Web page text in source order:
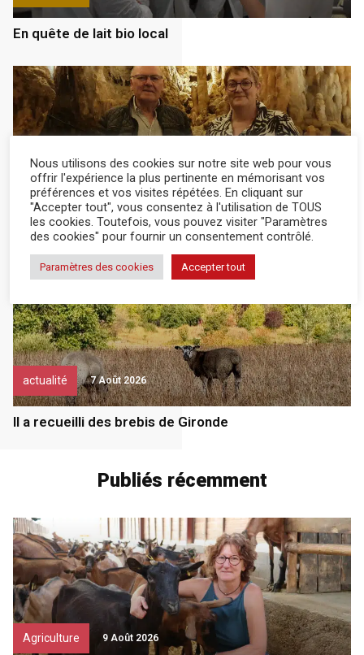
En quête de lait bio local
actualité 8 Août 2026
À la découverte des richesses de la grotte, au frais
actualité 7 Août 2026
Il a recueilli des brebis de Gironde
Publiés récemment
Agriculture 9 Août 2026
Nous utilisons des cookies sur notre site web pour vous
offrir l'expérience la plus pertinente en mémorisant vos
préférences et vos visites répétées. En cliquant sur
"Accepter tout", vous consentez à l'utilisation de TOUS
les cookies. Toutefois, vous pouvez visiter "Paramètres
des cookies" pour fournir un consentement contrôlé.
Paramètres des cookies Accepter tout